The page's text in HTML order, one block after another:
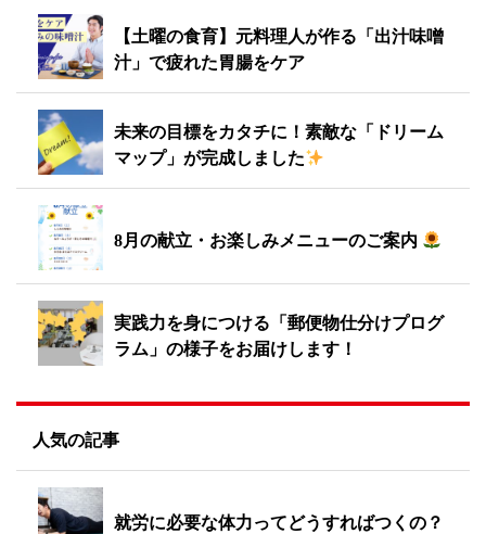
【土曜の食育】元料理人が作る「出汁味噌
汁」で疲れた胃腸をケア
未来の目標をカタチに！素敵な「ドリーム
マップ」が完成しました
8月の献立・お楽しみメニューのご案内
実践力を身につける「郵便物仕分けプログ
ラム」の様子をお届けします！
人気の記事
就労に必要な体力ってどうすればつくの？